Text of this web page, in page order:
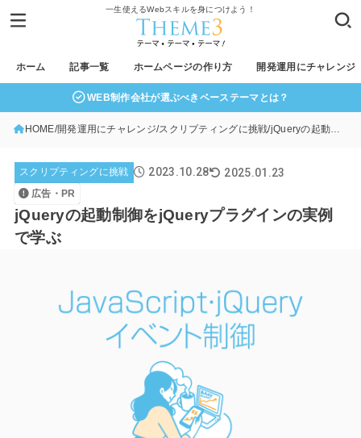
一生使えるWebスキルを身につけよう！
ホーム 記事一覧 ホームページの作り方 開発運用にチャレンジ
WEB制作会社が選ぶべきベーステーマとは？
HOME 開発運用にチャレンジ スクリプティングに挑戦 jQueryの起動制御をjQueryプラグインの実例で学ぶ
スクリプティングに挑戦 2023.10.28 2025.01.23
広告・PR
jQueryの起動制御をjQueryプラグインの実例
で学ぶ